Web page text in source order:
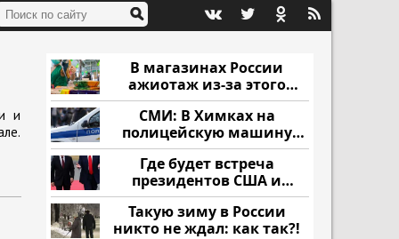
и
В магазинах России
ажиотаж из-за этого
продукта: что купить?
СМИ: В Химках на
полицейскую машину
напали и подожгли.
Где будет встреча
президентов США и
России: Европа?
Такую зиму в России
никто не ждал: как так?!